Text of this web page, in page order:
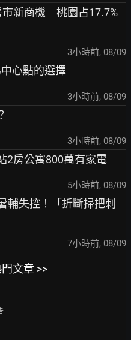
市新商機 桃園占17.7%
3小時前, 08/09
心點的選擇
3小時前, 08/09
3小時前, 08/09
2房公寓800萬有家電
5小時前, 08/09
輔失控！「折斷掃把刺
7小時前, 08/09
文章 >>